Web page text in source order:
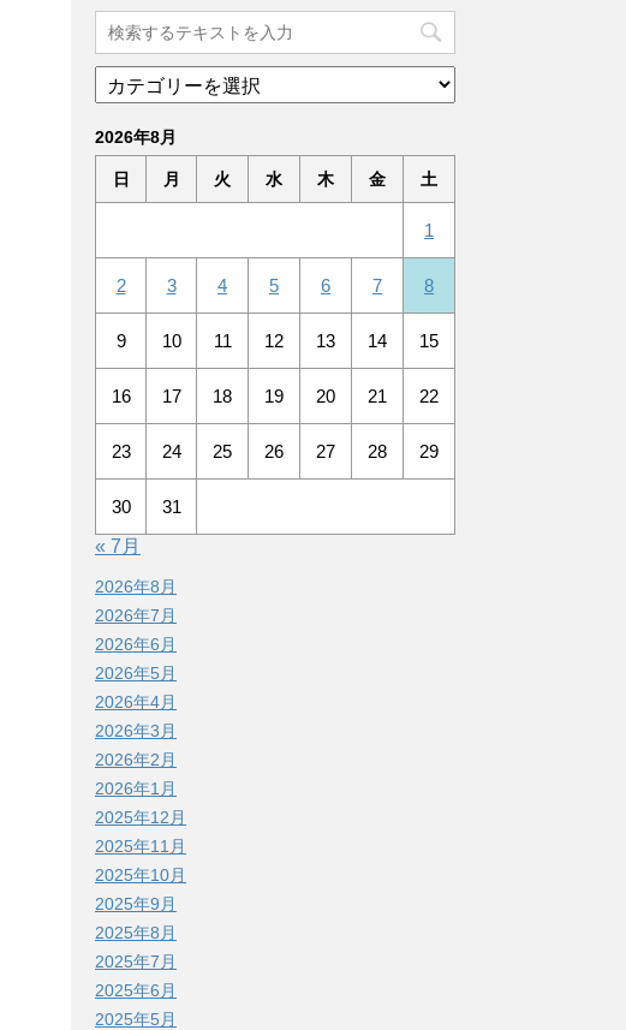
2026年8月
日 月 火 水 木 金 土
1
2 3 4 5 6 7 8
9 10 11 12 13 14 15
16 17 18 19 20 21 22
23 24 25 26 27 28 29
30
31
« 7月
2026年8月
2026年7月
2026年6月
2026年5月
2026年4月
2026年3月
2026年2月
2026年1月
2025年12月
2025年11月
2025年10月
2025年9月
2025年8月
2025年7月
2025年6月
2025年5月